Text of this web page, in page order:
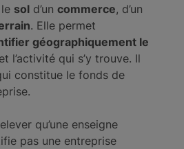
sol d’un commerce, d’un
. Elle permet
géographiquement le
et l’activité qui s’y trouve. Il
constitue le fonds de
qu’une enseigne
pas une entreprise